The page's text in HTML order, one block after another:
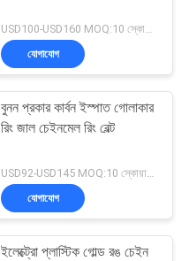
USD100-USD160 MOQ:10 স্কোয়ার মিটার
যোগাযোগ
বুনন প্রকার কার্বন ইস্পাত গোলাকার
রিং জাল চেইনমেল রিং বেল্ট
যোগাযোগ
ইলেক্ট্রো প্লাস্টিক গোল্ড রঙ চেইন